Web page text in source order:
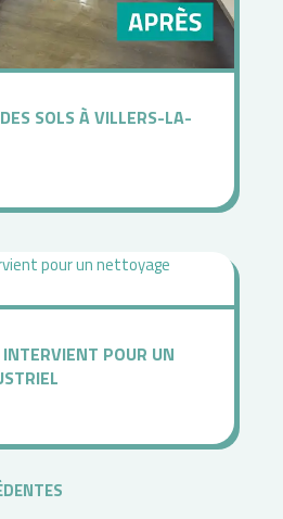
SOLS À VILLERS-LA-
POUR UN